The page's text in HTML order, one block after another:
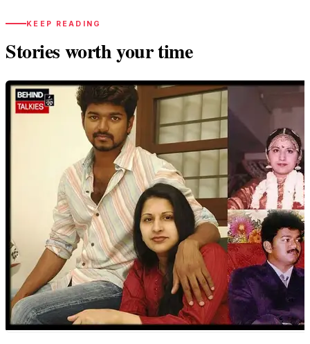
KEEP READING
Stories worth your time